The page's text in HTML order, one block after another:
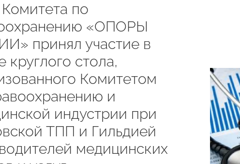
по
«ОПОРЫ
принял участие в
круглого стола,
Комитетом
и
индустрии при
ТПП и Гильдией
медицинских